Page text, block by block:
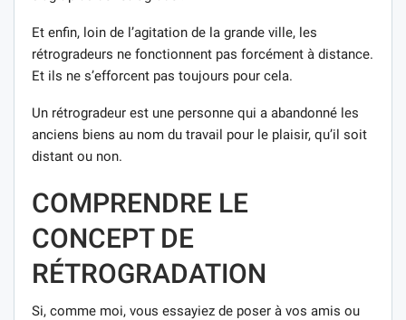
Et enfin, loin de l’agitation de la grande ville, les
rétrogradeurs ne fonctionnent pas forcément à distance.
Et ils ne s’efforcent pas toujours pour cela.
Un rétrogradeur est une personne qui a abandonné les
anciens biens au nom du travail pour le plaisir, qu’il soit
distant ou non.
COMPRENDRE LE
CONCEPT DE
RÉTROGRADATION
Si, comme moi, vous essayiez de poser à vos amis ou